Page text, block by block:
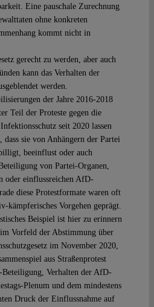
Eine pauschale Zurechnung
ohne konkreten
kommt nicht in
gerecht zu werden, aber auch
kann das Verhalten der
werden.
der Jahre 2016-2018
Teil der Proteste gegen die
seit 2020 lassen
dass sie von Anhängern der Partei
beeinflust oder auch
von Partei-Organen,
oder einflussreichen AfD-
diese Protestformate waren oft
kämpferisches Vorgehen geprägt.
Beispiel ist hier zu erinnern
Vorfeld der Abstimmung über
im November 2020,
aus Straßenprotest
Verhalten der AfD-
Plenum und dem mindestens
Druck der Einflussnahme auf